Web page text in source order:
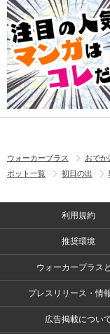
ウォーカープラス おでか
ポット一覧
初日の出
利用規約
推奨環境
ウォーカープラス
プレスリリース・情
広告掲載につい